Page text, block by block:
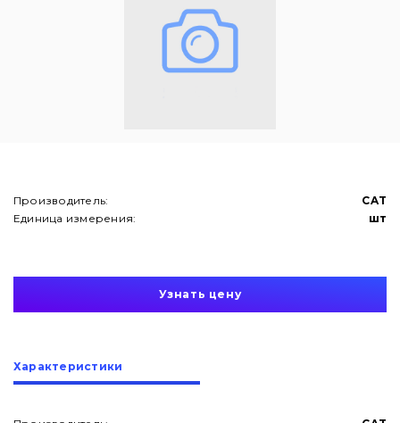
О нас
Контакты
Производитель:
CAT
Единица измерения:
шт
Узнать цену
Характеристики